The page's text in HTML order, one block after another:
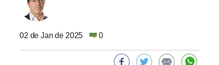
02 de Jan de 2025 0